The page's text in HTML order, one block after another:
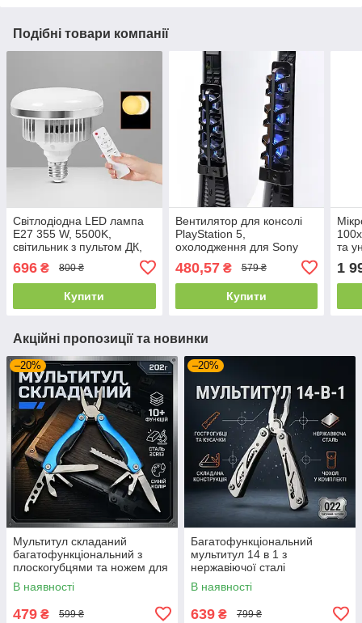
Подібні товари компанії
Світлодіодна LED лампа
Е27 355 W, 5500K,
світильник з пультом ДК,
кольори
696 ₴ 800 ₴
Купити
Вентилятор для консолі
PlayStation 5,
охолодження для Sony
PS5 з підсвічуванням та
USB, Чорний, Dobe
480,57₴ 579 ₴
Купити
та
1
Акційні пропозиції та новинки
–20%
Мультитул складаний
багатофункціональний з
плоскогубцями та ножем для
туризму риболовлі та
ремонту
В наявності
479 ₴ 599 ₴
–20%
Багатофункціональний
мультитул 14 в 1 з
нержавіючої сталі
кишеньковий інструмент для
виживання туризму та авто
В наявності
639 ₴ 799 ₴